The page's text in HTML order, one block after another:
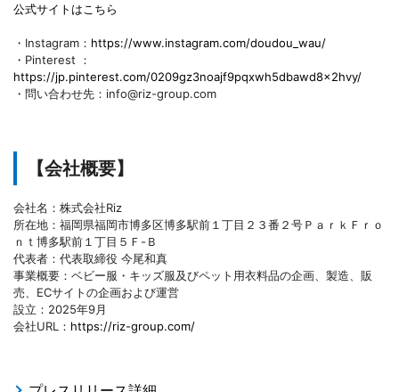
公式サイトはこちら
・Instagram： https://www.instagram.com/doudou_wau/
・Pinterest ：
https://jp.pinterest.com/0209gz3noajf9pqxwh5dbawd8x2hvy/
・問い合わせ先：info@riz-group.com
【会社概要】
会社名：株式会社Riz
所在地：福岡県福岡市博多区博多駅前１丁目２３番２号ＰａｒｋＦｒｏ
ｎｔ博多駅前１丁目５Ｆ-Ｂ
代表者：代表取締役 今尾和真
事業概要：ベビー服・キッズ服及びペット用衣料品の企画、製造、販
売、ECサイトの企画および運営
設立：2025年9月
会社URL： https://riz-group.com/